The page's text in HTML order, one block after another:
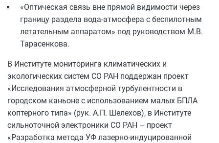
«Оптическая связь вне прямой видимости через
границу раздела вода-атмосфера с беспилотным
летательным аппаратом» под руководством М.В.
Тарасенкова.
В Институте мониторинга климатических и
экологических систем СО РАН поддержан проект
«Исследования атмосферной турбулентности в
городском каньоне c использованием малых БПЛА
коптерного типа» (рук. А.П. Шелехов), в Институте
сильноточной электроники СО РАН – проект
«Разработка метода УФ лазерно-индуцированной